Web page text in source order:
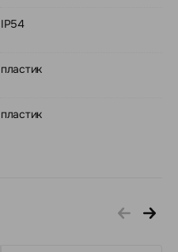
IP54
пластик
пластик